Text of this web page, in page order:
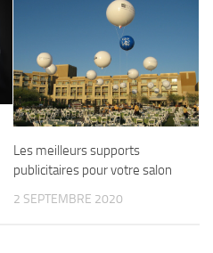
Les meilleurs supports
publicitaires pour votre salon
2 SEPTEMBRE 2020